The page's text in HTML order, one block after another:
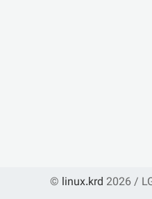
© linux.krd 2026 /